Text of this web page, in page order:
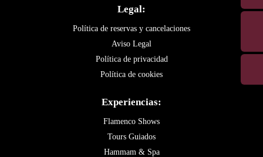
Legal:
Política de reservas y cancelaciones
Aviso Legal
Política de privacidad
Política de cookies
Experiencias:
Flamenco Shows
Tours Guiados
Hammam & Spa